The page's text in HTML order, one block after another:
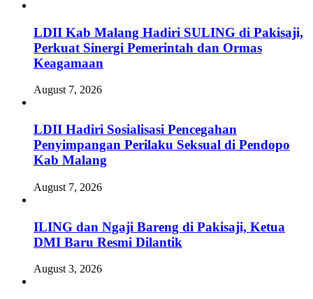
LDII Kab Malang Hadiri SULING di Pakisaji,
Perkuat Sinergi Pemerintah dan Ormas
Keagamaan
August 7, 2026
LDII Hadiri Sosialisasi Pencegahan
Penyimpangan Perilaku Seksual di Pendopo
Kab Malang
August 7, 2026
ILING dan Ngaji Bareng di Pakisaji, Ketua
DMI Baru Resmi Dilantik
August 3, 2026